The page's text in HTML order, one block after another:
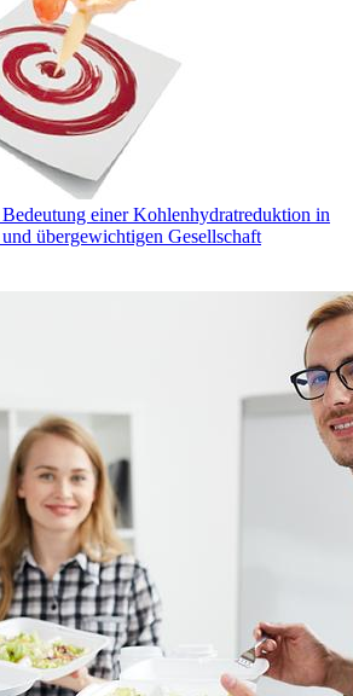
einer Kohlenhydratreduktion in
übergewichtigen Gesellschaft